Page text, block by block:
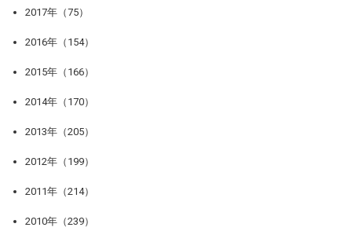
2017年（75）
2016年（154）
2015年（166）
2014年（170）
2013年（205）
2012年（199）
2011年（214）
2010年（239）